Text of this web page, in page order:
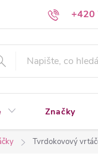
+420
a nenacházíte?
Značky
Tvrdokovový